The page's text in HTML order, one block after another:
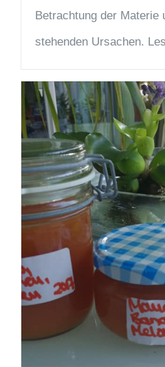
Betrachtung der Materie
stehenden Ursachen.